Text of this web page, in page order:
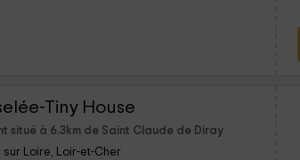
Tiny House
situé à 6.3km de Saint Claude de Diray
sur Loire, Loir-et-Cher